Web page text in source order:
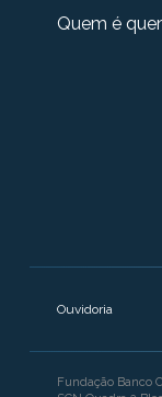
Quem é
Ouvidoria
Fundação Banco